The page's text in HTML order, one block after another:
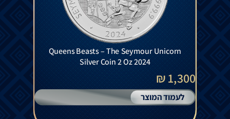
Queens Beasts – The Seymour Unicorn
Silver Coin 2 Oz 2024
1,300 ₪
לעמוד המוצר